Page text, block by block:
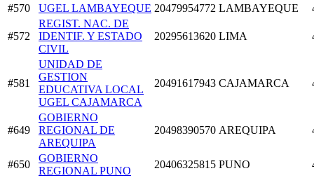
#570 UGEL LAMBAYEQUE 20479954772 LAMBAYEQUE
#572
REGIST. NAC. DE
IDENTIF. Y ESTADO
CIVIL
20295613620 LIMA
#581
UNIDAD DE
GESTION
EDUCATIVA LOCAL
UGEL CAJAMARCA
20491617943 CAJAMARCA
#649
GOBIERNO
REGIONAL DE
AREQUIPA
20498390570 AREQUIPA
#650
GOBIERNO
REGIONAL PUNO
20406325815 PUNO